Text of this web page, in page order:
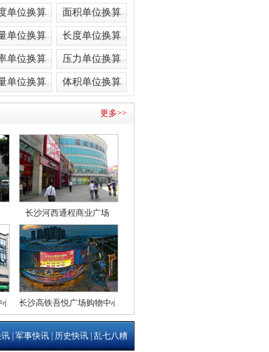
单位换算 面积单位换算
单位换算 长度单位换算
单位换算 压力单位换算
单位换算 体积单位换算
更多>>
长沙河西通程商业广场
长沙高铁吾悦广场购物中心
|军事快讯|历史快讯|乱七八糟